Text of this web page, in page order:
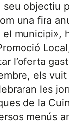
seu objectiu
una fira
el municipi»,
l’oferta
els
les
de la
menús